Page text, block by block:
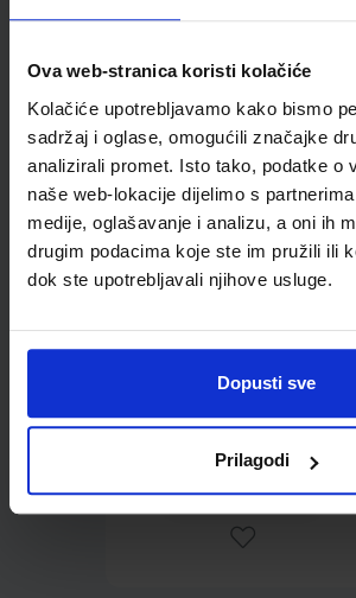
Ova web-stranica koristi kolačiće
Kolačiće upotrebljavamo kako bismo
sadržaj i oglase, omogućili značajke
analizirali promet. Isto tako, podatke o
naše web-lokacije dijelimo s
medije, oglašavanje i analizu, a oni ih
drugim podacima koje ste im pružili ili
dok ste upotrebljavali njihove usluge.
Dopusti sve
Prilagodi
Omot PVC za školske
udžbenike; dimenzije
413x287; tip 239
0,85 €